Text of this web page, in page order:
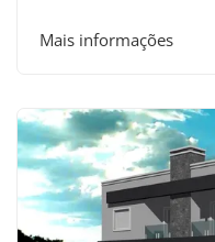
Mais informações